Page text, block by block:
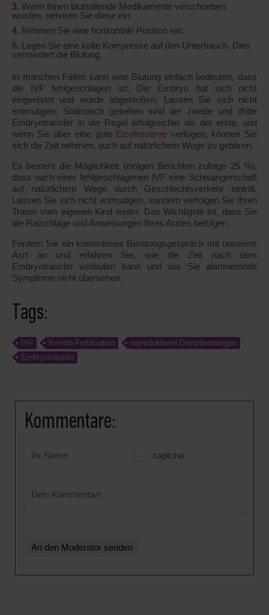
Wenn Ihnen blutstillende Medikamente verschrieben
wurden, nehmen Sie diese ein.
Nehmen Sie eine horizontale Position ein.
Legen Sie eine kalte Kompresse auf den Unterbauch. Dies
vermindert die Blutung.
In manchen Fällen kann eine Blutung einfach bedeuten, dass
die IVF fehlgeschlagen ist: Der Embryo hat sich nicht
eingenistet und wurde abgestoßen. Lassen Sie sich nicht
entmutigen: Statistisch gesehen sind der zweite und dritte
Embryotransfer in der Regel erfolgreicher als der erste, und
wenn Sie über eine gute Eizellreserve verfügen, können Sie
sich die Zeit nehmen, auch auf natürlichem Wege zu gebären.
Es besteht die Möglichkeit (einigen Berichten zufolge 25 %),
dass nach einer fehlgeschlagenen IVF eine Schwangerschaft
auf natürlichem Wege durch Geschlechtsverkehr eintritt.
Lassen Sie sich nicht entmutigen, sondern verfolgen Sie Ihren
Traum vom eigenen Kind weiter. Das Wichtigste ist, dass Sie
die Ratschläge und Anweisungen Ihres Arztes befolgen.
Fordern Sie ein kostenloses Beratungsgespräch mit unserem
Arzt an und erfahren Sie, wie die Zeit nach dem
Embryotransfer verlaufen kann und wie Sie alarmierende
Symptome nicht übersehen.
Tags:
IVF In-vitro-Fertilisation
reproduktiven Dienstleistungen
Embryotransfer
Kommentare:
captcha